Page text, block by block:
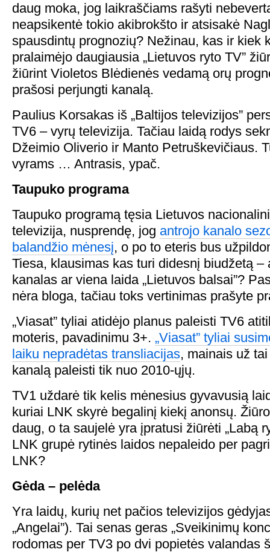
daug moka, jog laikraščiams rašyti
neapsikentė tokio akibrokšto ir atsisakė
spausdintų prognozių? Nežinau, kas ir kiek
pralaimėjo daugiausia „Lietuvos ryto TV”
žiūrint Violetos Blėdienės vedamą orų
prašosi perjungti kanalą.
Paulius Korsakas iš „Baltijos televizijos”
TV6 – vyrų televizija. Tačiau laidą rodys
Džeimio Oliverio ir Manto Petruškevičiaus.
vyrams … Antrasis, ypač.
Taupuko programa
Taupuko programą tęsia Lietuvos
televizija, nusprendę, jog antrojo kanalo
balandžio mėnesį, o po to eteris bus
Tiesa, klausimas kas turi didesnį biudžetą –
kanalas ar viena laida „Lietuvos balsai”?
nėra bloga, tačiau toks vertinimas prašyte
„Viasat” tyliai atidėjo planus paleisti TV6
moteris, pavadinimu 3+. „Viasat” tyliai
laiku nepradėtas transliacijas, mainais už
kanalą paleisti tik nuo 2010-ųjų.
TV1 uždarė tik kelis mėnesius gyvavusią
kuriai LNK skyrė begalinį kiekį anonsų.
daug, o ta saujelė yra įpratusi žiūrėti „Labą
LNK grupė rytinės laidos nepaleido per
LNK?
Gėda – pelėda
Yra laidų, kurių net pačios televizijos
„Angelai”). Tai senas geras „Sveikinimų
rodomas per TV3 po dvi popietės valandas